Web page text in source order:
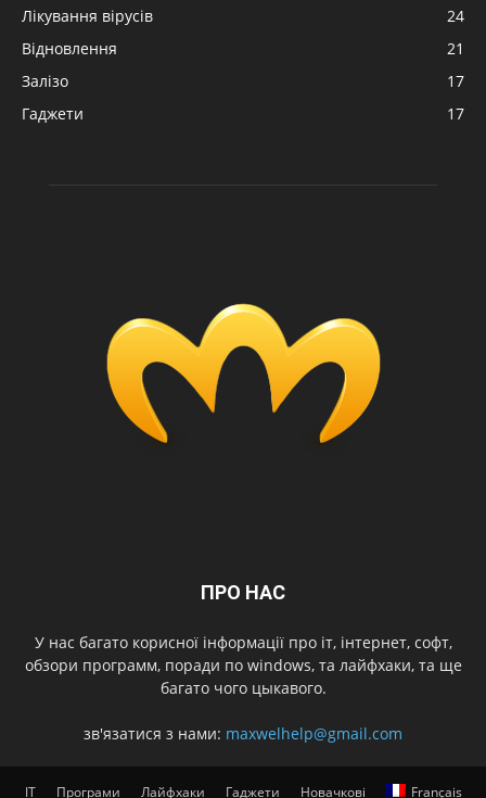
Лікування вірусів
24
Відновлення
21
Залізо
17
Гаджети
17
ПРО НАС
У нас багато корисної інформації про іт, інтернет, софт,
обзори программ, поради по windows, та лайфхаки, та ще
багато чого цыкавого.
зв'язатися з нами: maxwelhelp@gmail.com
IT Програми Лайфхаки Гаджети Новачкові Français